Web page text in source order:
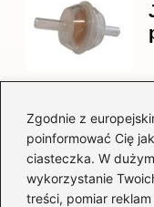
Zgodnie z
poinformować Cię
ciasteczka. W
wykorzystanie
treści, pomiar